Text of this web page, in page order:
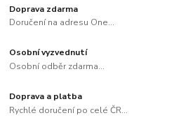
Doprava zdarma
Doručení na adresu One...
Osobní vyzvednutí
Osobní odběr zdarma...
Doprava a platba
Rychlé doručení po celé ČR...